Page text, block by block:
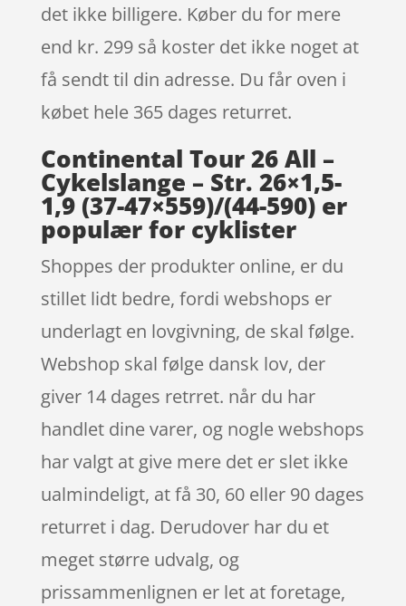
det ikke billigere. Køber du for mere
end kr. 299 så koster det ikke noget at
få sendt til din adresse. Du får oven i
købet hele 365 dages returret.
Continental Tour 26 All –
Cykelslange – Str. 26×1,5-
1,9 (37-47×559)/(44-590) er
populær for cyklister
Shoppes der produkter online, er du
stillet lidt bedre, fordi webshops er
underlagt en lovgivning, de skal følge.
Webshop skal følge dansk lov, der
giver 14 dages retrret. når du har
handlet dine varer, og nogle webshops
har valgt at give mere det er slet ikke
ualmindeligt, at få 30, 60 eller 90 dages
returret i dag. Derudover har du et
meget større udvalg, og
prissammenlignen er let at foretage,